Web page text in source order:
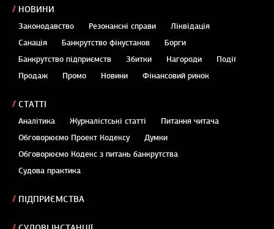
НОВИНИ
Законодавство Резонансні справи
Ліквідація
Санація
Банкрутство фінустанов
Борги
Банкрутство підприємств
Збитки Нагороди
Події
Продаж
Промо Новини Фінансовий ринок
СТАТТІ
Аналітика Журналістські статті
Питання читача
Обговорюємо Проект Кодексу
Думки
Обговорюємо Кодекс з питань банкрутства
Судова практика
ПІДПРИЄМСТВА